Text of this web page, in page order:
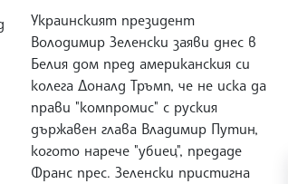
Украинският президент
Володимир Зеленски заяви днес в
Белия дом пред американския си
колега Доналд Тръмп, че не иска да
прави "компромис" с руския
държавен глава Владимир Путин,
когото нарече "убиец", предаде
Франс прес. Зеленски пристигна